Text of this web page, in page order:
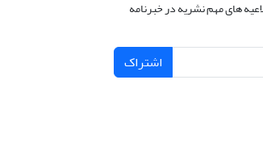
های مهم نشریه در خبرنامه
اشتراک